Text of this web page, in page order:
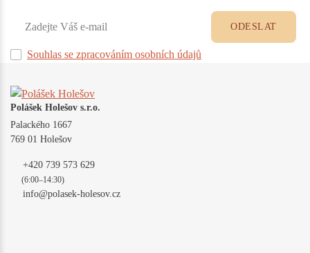
Souhlas se zpracováním osobních údajů
ODESLAT
Polášek Holešov s.r.o.
Palackého 1667
769 01 Holešov
+420 739 573 629
(6:00–14:30)
info@polasek-holesov.cz